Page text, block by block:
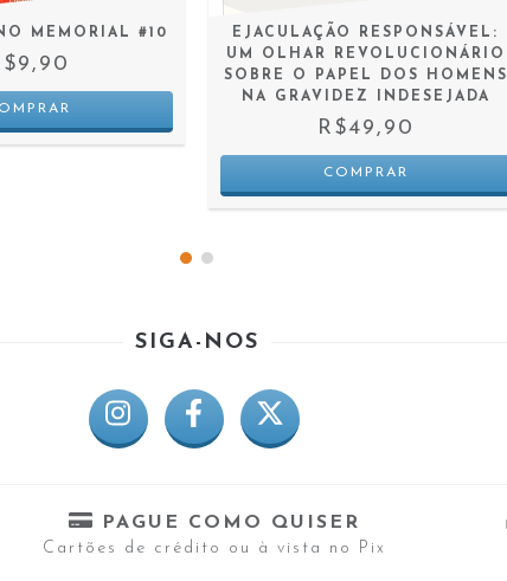
MEMORIAL #10
EJACULAÇÃO RESPONSÁVEL:
UM OLHAR REVOLUCIONÁRIO
SOBRE O PAPEL DOS HOMENS
NA GRAVIDEZ INDESEJADA
R$49,90
SIGA-NOS
PAGUE COMO QUISER
Cartões de crédito ou à vista no Pix